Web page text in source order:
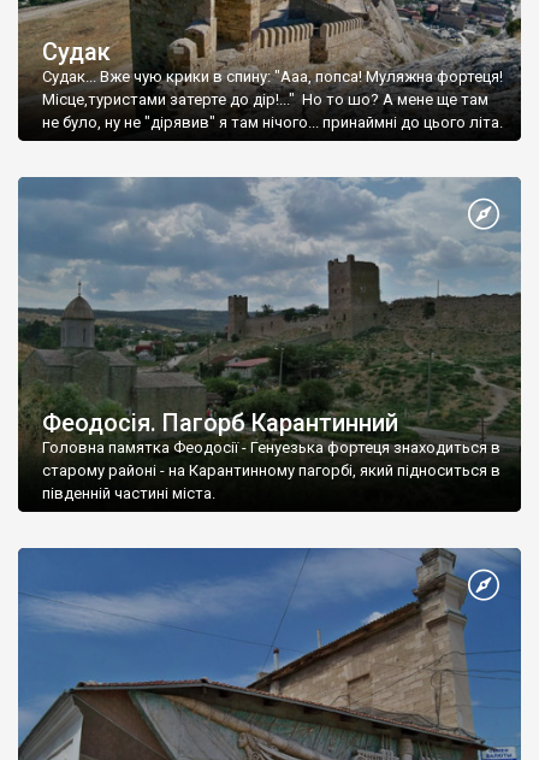
Судак
Судак... Вже чую крики в спину: "Ааа, попса! Муляжна фортеця!
Місце,туристами затерте до дір!..." Но то шо? А мене ще там
не було, ну не "дірявив" я там нічого... принаймні до цього літа.
Феодосія. Пагорб Карантинний
Головна памятка Феодосії - Генуезька фортеця знаходиться в
старому районі - на Карантинному пагорбі, який підноситься в
південній частині міста.